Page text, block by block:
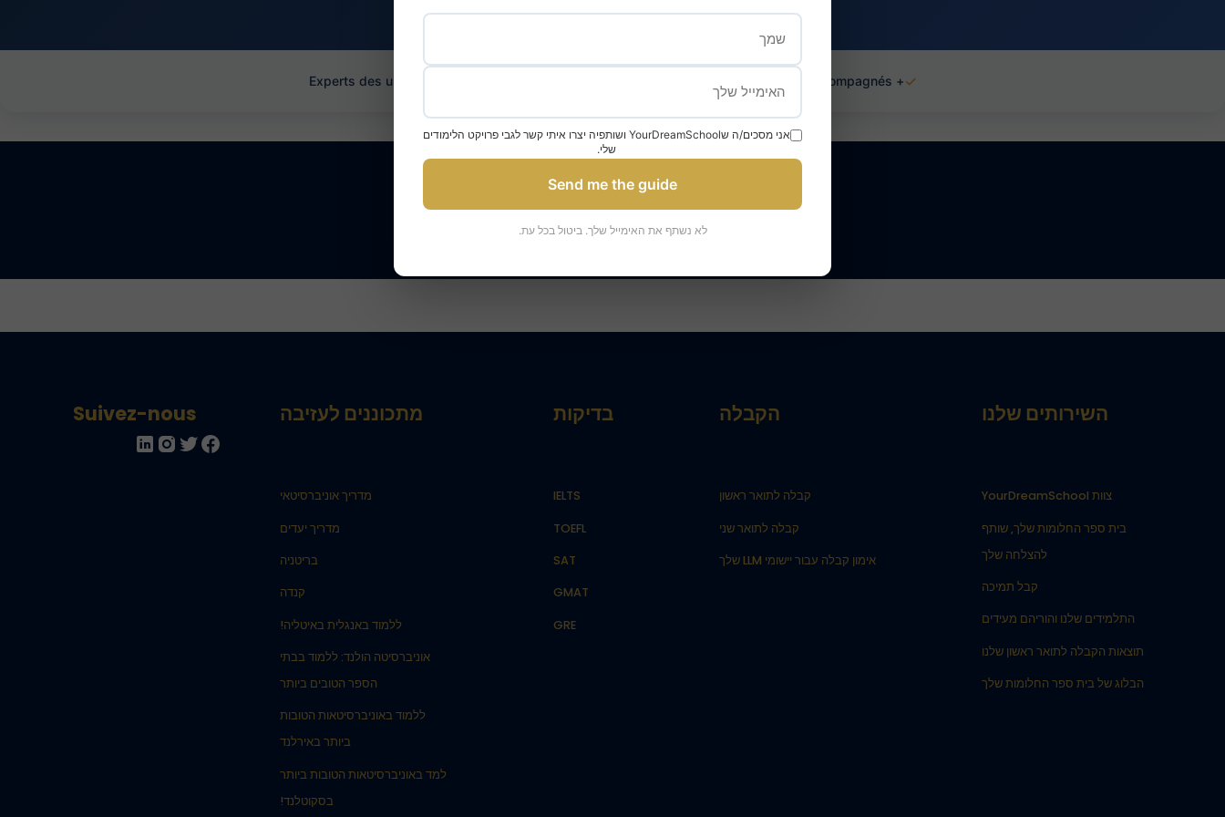
✓
+ de 1000 étudiants accompagnés
Experts des universités mondiales
צרו קשר לייעוץ דברו עם מומחה
השירותים שלנו
צוות YourDreamSchool
בית ספר החלומות שלך, שותף
להצלחה שלך
קבל תמיכה
התלמידים שלנו והוריהם מעידים
תוצאות הקבלה לתואר ראשון שלנו
הבלוג של בית ספר החלומות שלך
הקבלה
קבלה לתואר ראשון
קבלה לתואר שני
אימון קבלה עבור יישומי LLM שלך
בדיקות
IELTS
TOEFL
SAT
GMAT
GRE
מתכוננים לעזיבה
מדריך אוניברסיטאי
מדריך יעדים
בריטניה
קנדה
ללמוד באנגלית באיטליה!
אוניברסיטה הולנד: ללמוד בבתי
הספר הטובים ביותר
ללמוד באוניברסיטאות הטובות
ביותר באירלנד
למד באוניברסיטאות הטובות ביותר
בסקוטלנד!
Suivez-nous
אני מסכים/ה שYourDreamSchool ושותפיה יצרו איתי קשר לגבי פרויקט הלימודים
שלי.
Send me the guide
לא נשתף את האימייל שלך. ביטול בכל עת.